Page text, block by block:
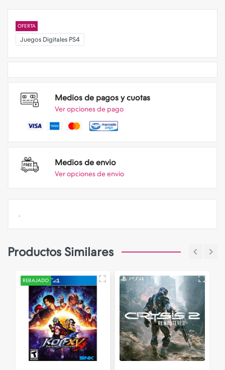
OFERTA
Juegos Digitales PS4
Medios de pagos y cuotas
Ver opciones de pago
Medios de envio
Ver opciones de envio
.
Productos Similares
REBAJADO